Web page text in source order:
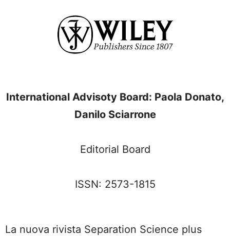
International Advisoty Board: Paola Donato,
Danilo Sciarrone
Editorial Board
ISSN: 2573-1815
La nuova rivista Separation Science plus